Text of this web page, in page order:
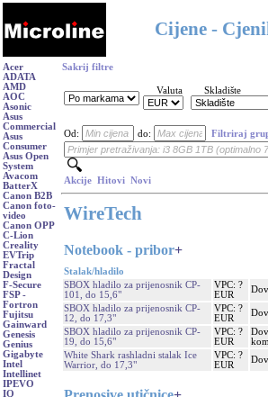
Cijene -
Acer
ADATA
AMD
AOC
Asonic
Asus
Commercial
Asus
Consumer
Asus Open
System
Avacom
BatterX
Canon B2B
Canon foto-
video
Canon OPP
C-Lion
Creality
EVTrip
Fractal
Design
F-Secure
FSP -
Fortron
Fujitsu
Gainward
Genesis
Genius
Gigabyte
Intel
Intellinet
IPEVO
IQ
Sakrij filtre
Valuta
Skladište
Od: do: Filtriraj
Akcije Hitovi Novi
WireTech
Notebook - pribor+
Stalak/hladilo
SBOX hladilo za prijenosnik CP-
101, do 15,6"
VPC: ?
EUR
SBOX hladilo za prijenosnik CP-
12, do 17,3"
VPC: ?
EUR
SBOX hladilo za prijenosnik CP-
19, do 15,6"
VPC: ?
EUR
White Shark rashladni stalak Ice
Warrior, do 17,3"
VPC: ?
EUR